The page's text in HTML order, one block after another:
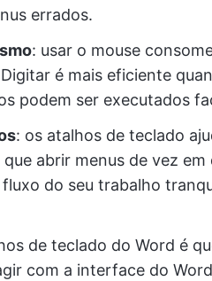
errados.
: usar o mouse
é mais eficiente
podem ser executados
: os atalhos de teclado
abrir menus de vez
do seu trabalho
de teclado do Word é
com a interface do